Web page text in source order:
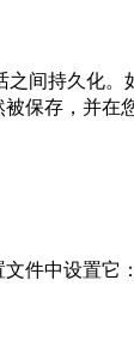
之间持久化。
保存，并在
件中设置它：